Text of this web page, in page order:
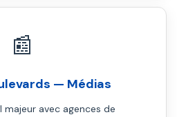
📰
— Médias
majeur avec agences de